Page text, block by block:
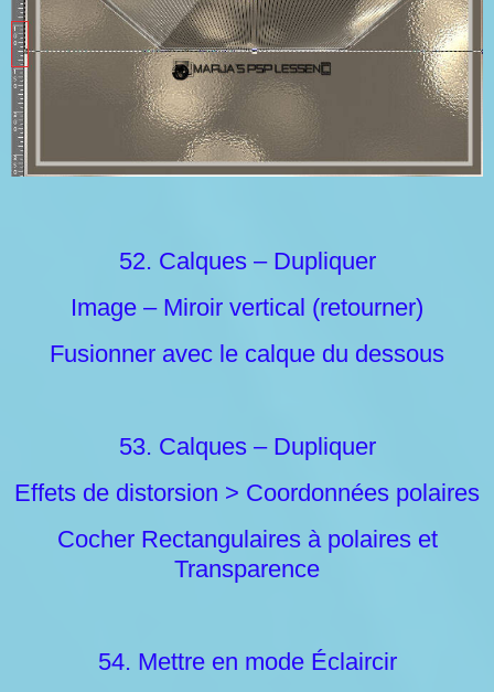
52. Calques – Dupliquer
Image – Miroir vertical (retourner)
Fusionner avec le calque du dessous
53. Calques – Dupliquer
Effets de distorsion > Coordonnées polaires
Cocher Rectangulaires à polaires et
Transparence
54. Mettre en mode Éclaircir